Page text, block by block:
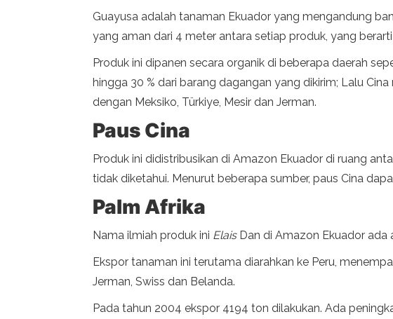
Guayusa adalah tanaman Ekuador yang mengandung
yang aman dari 4 meter antara setiap produk, yang
Produk ini dipanen secara organik di beberapa daerah
hingga 30 % dari barang dagangan yang dikirim; Lalu
dengan Meksiko, Türkiye, Mesir dan Jerman.
Paus Cina
Produk ini didistribusikan di Amazon Ekuador di ruang
tidak diketahui. Menurut beberapa sumber, paus Cina
Palm Afrika
Nama ilmiah produk ini ElaisDan di Amazon Ekuador ada
Ekspor tanaman ini terutama diarahkan ke Peru,
Jerman, Swiss dan Belanda.
Pada tahun 2004 ekspor 4194 ton dilakukan. Ada